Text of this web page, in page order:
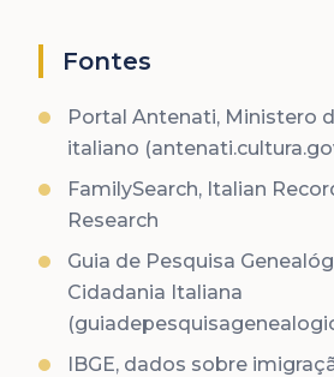
Fontes
Portal Antenati, Ministero
italiano
FamilySearch, Italian
Research
Guia de Pesquisa
Cidadania Italiana
IBGE, dados sobre